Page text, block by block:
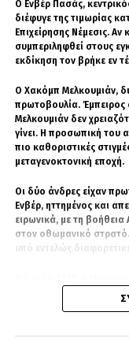
πολιτών.
Σε μια περιοχή
παραμένουν
κρατήσει στο
θυμάτων και
«Δεν
για να μην
Αιωνία η μνήμη.
ΣΧΕΤΙΚΆ
Ο Ενβέρ Πασάς,
διέφυγε της τιμωρίας
Επιχείρησης Νέμεσις. Αν
συμπεριληφθεί στους
εκδίκηση τον βρήκε εν
Ο Χακόμπ Μελκουμιάν,
πρωτοβουλία. Έμπειρος
Μελκουμιάν δεν
γίνει. Η προσωπική του
πιο καθοριστικές
μεταγενοκτονική εποχή.
Οι δύο άνδρες είχαν
Ενβέρ, ηττημένος και
ειρωνικά, με τη
στον οθωμανικό
υπό εντελώς
είχε επανεμφανιστεί